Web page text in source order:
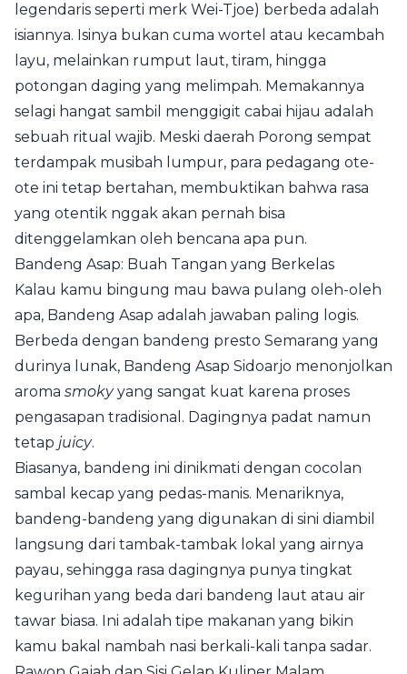
legendaris seperti merk Wei-Tjoe) berbeda adalah
isiannya. Isinya bukan cuma wortel atau kecambah
layu, melainkan rumput laut, tiram, hingga
potongan daging yang melimpah. Memakannya
selagi hangat sambil menggigit cabai hijau adalah
sebuah ritual wajib. Meski daerah Porong sempat
terdampak musibah lumpur, para pedagang ote-
ote ini tetap bertahan, membuktikan bahwa rasa
yang otentik nggak akan pernah bisa
ditenggelamkan oleh bencana apa pun.
Bandeng Asap: Buah Tangan yang Berkelas
Kalau kamu bingung mau bawa pulang oleh-oleh
apa, Bandeng Asap adalah jawaban paling logis.
Berbeda dengan bandeng presto Semarang yang
durinya lunak, Bandeng Asap Sidoarjo menonjolkan
aroma smokyyang sangat kuat karena proses
pengasapan tradisional. Dagingnya padat namun
tetap juicy.
Biasanya, bandeng ini dinikmati dengan cocolan
sambal kecap yang pedas-manis. Menariknya,
bandeng-bandeng yang digunakan di sini diambil
langsung dari tambak-tambak lokal yang airnya
payau, sehingga rasa dagingnya punya tingkat
kegurihan yang beda dari bandeng laut atau air
tawar biasa. Ini adalah tipe makanan yang bikin
kamu bakal nambah nasi berkali-kali tanpa sadar.